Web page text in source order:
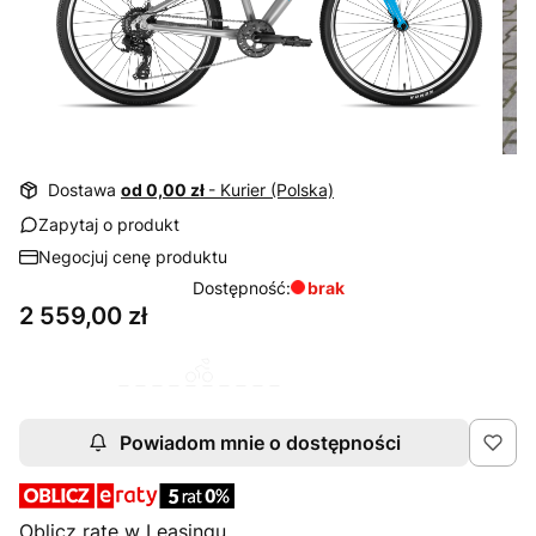
Dostawa od 0,00 zł - Kurier (Polska)
Zapytaj o produkt
Negocjuj cenę produktu
Dostępność:
brak
Cena
2 559,00 zł
Powiadom mnie o dostępności